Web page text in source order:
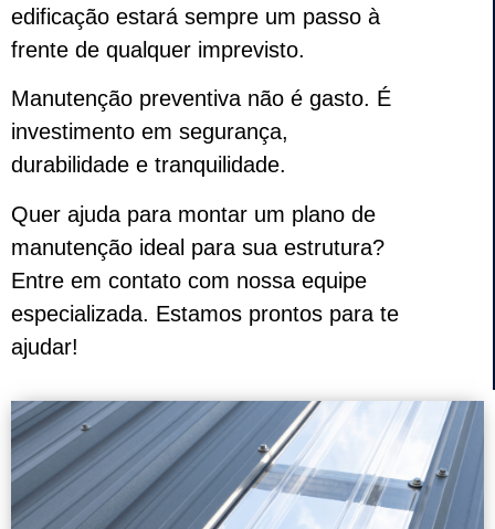
edificação estará sempre um passo à
frente de qualquer imprevisto.
Manutenção preventiva não é gasto. É
investimento em segurança,
durabilidade e tranquilidade.
Quer ajuda para montar um plano de
manutenção ideal para sua estrutura?
Entre em contato com nossa equipe
especializada. Estamos prontos para te
ajudar!